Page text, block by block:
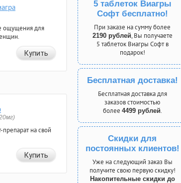
ощущения для
Купить
на свой
Купить
5 таблеток Виагры
Софт бесплатно!
При заказе на сумму более
2190 рублей, Вы получаете
5 таблеток Виагры Софт в
подарок!
Бесплатная доставка!
Бесплатная доставка для
заказов стоимостью
более 4499 рублей.
Скидки для
постоянных клиентов!
Уже на следующий заказ Вы
получите свою первую скидку!
Накопительные скидки до